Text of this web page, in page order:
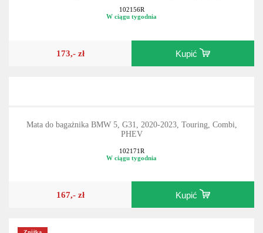
Mata do bagażnika BMW 5 G30, 2017- , Sedan, Hybryd
102156R
Kupić
Mata do bagażnika BMW 5, G31, 2020-2023, Touring, Combi,
PHEV
102171R
Kupić